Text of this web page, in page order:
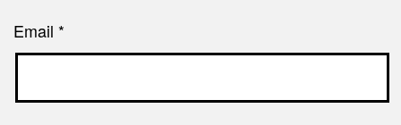
Email *